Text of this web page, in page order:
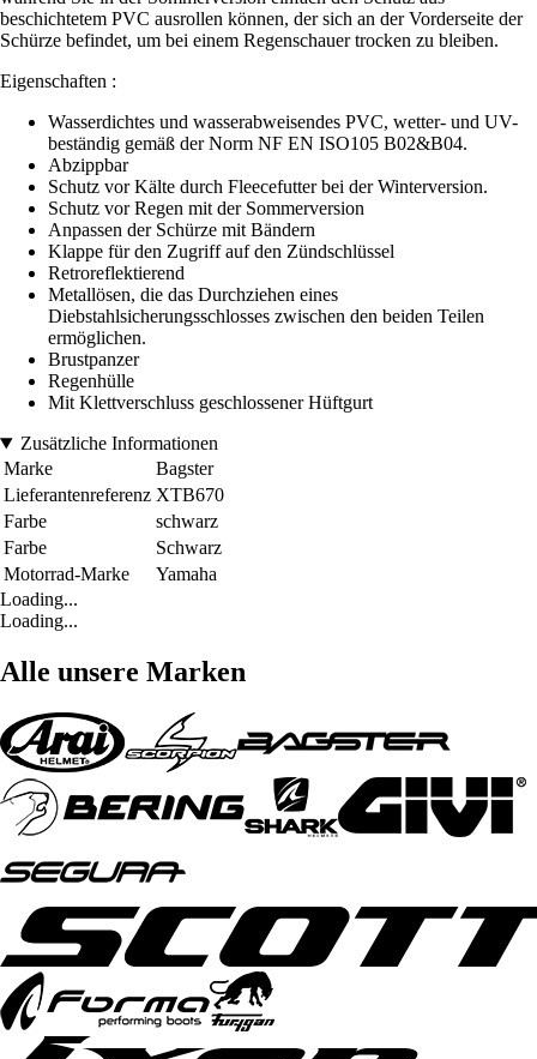
beschichtetem PVC ausrollen können, der sich an der Vorderseite der
Schürze befindet, um bei einem Regenschauer trocken zu bleiben.
Eigenschaften :
Wasserdichtes und wasserabweisendes PVC, wetter- und UV-
beständig gemäß der Norm NF EN ISO105 B02&B04.
Abzippbar
Schutz vor Kälte durch Fleecefutter bei der Winterversion.
Schutz vor Regen mit der Sommerversion
Anpassen der Schürze mit Bändern
Klappe für den Zugriff auf den Zündschlüssel
Retroreflektierend
Metallösen, die das Durchziehen eines
Diebstahlsicherungsschlosses zwischen den beiden Teilen
ermöglichen.
Brustpanzer
Regenhülle
Mit Klettverschluss geschlossener Hüftgurt
Zusätzliche Informationen
Marke
Bagster
Lieferantenreferenz XTB670
Farbe
schwarz
Farbe
Schwarz
Motorrad-Marke
Yamaha
Loading...
Loading...
Alle unsere Marken